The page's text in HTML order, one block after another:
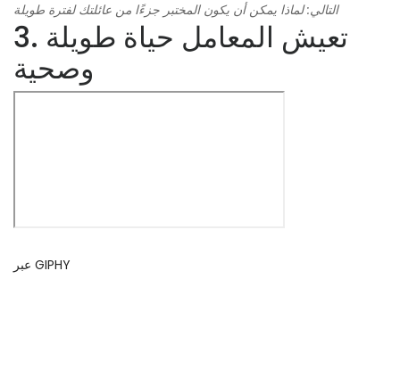
التالي: لماذا يمكن أن يكون المختبر جزءًا من عائلتك لفترة طويلة
3. تعيش المعامل حياة طويلة
وصحية
عبر GIPHY